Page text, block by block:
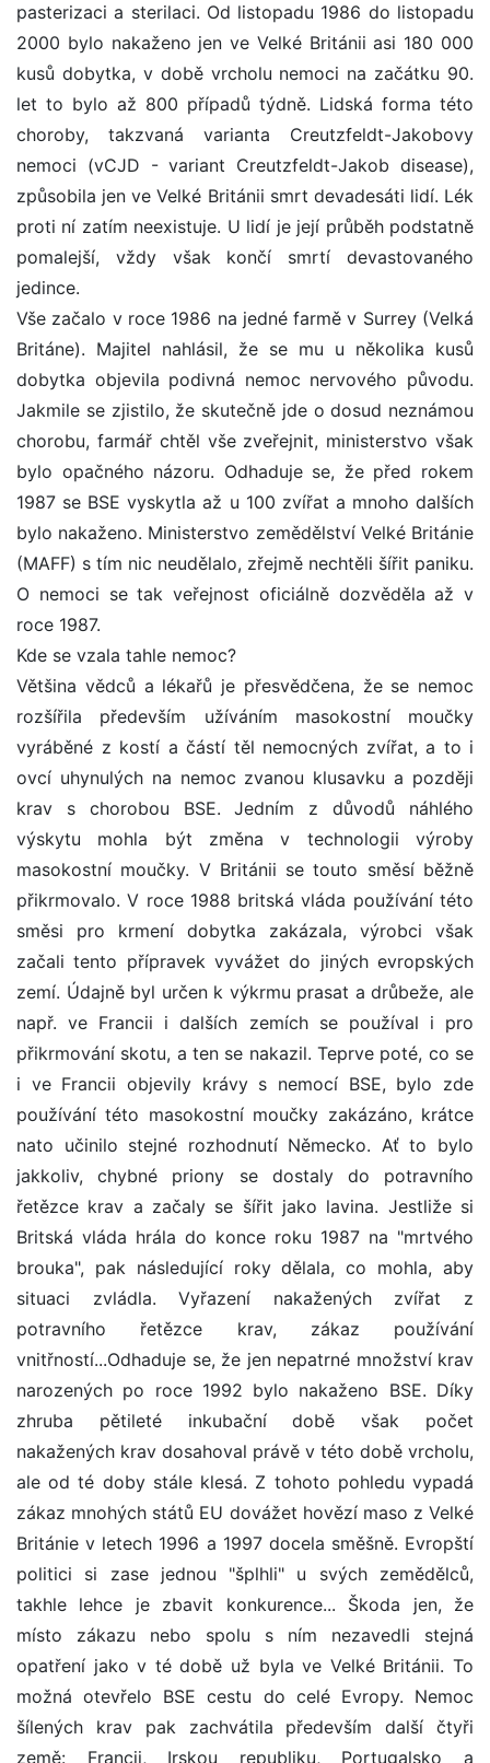
pasterizaci a sterilaci. Od listopadu 1986 do listopadu
2000 bylo nakaženo jen ve Velké Británii asi 180 000
kusů dobytka, v době vrcholu nemoci na začátku 90.
let to bylo až 800 případů týdně. Lidská forma této
choroby, takzvaná varianta Creutzfeldt-Jakobovy
nemoci (vCJD - variant Creutzfeldt-Jakob disease),
způsobila jen ve Velké Británii smrt devadesáti lidí. Lék
proti ní zatím neexistuje. U lidí je její průběh podstatně
pomalejší, vždy však končí smrtí devastovaného
jedince.
Vše začalo v roce 1986 na jedné farmě v Surrey (Velká
Británe). Majitel nahlásil, že se mu u několika kusů
dobytka objevila podivná nemoc nervového původu.
Jakmile se zjistilo, že skutečně jde o dosud neznámou
chorobu, farmář chtěl vše zveřejnit, ministerstvo však
bylo opačného názoru. Odhaduje se, že před rokem
1987 se BSE vyskytla až u 100 zvířat a mnoho dalších
bylo nakaženo. Ministerstvo zemědělství Velké Británie
(MAFF) s tím nic neudělalo, zřejmě nechtěli šířit paniku.
O nemoci se tak veřejnost oficiálně dozvěděla až v
roce 1987.
Kde se vzala tahle nemoc?
Většina vědců a lékařů je přesvědčena, že se nemoc
rozšířila především užíváním masokostní moučky
vyráběné z kostí a částí těl nemocných zvířat, a to i
ovcí uhynulých na nemoc zvanou klusavku a později
krav s chorobou BSE. Jedním z důvodů náhlého
výskytu mohla být změna v technologii výroby
masokostní moučky. V Británii se touto směsí běžně
přikrmovalo. V roce 1988 britská vláda používání této
směsi pro krmení dobytka zakázala, výrobci však
začali tento přípravek vyvážet do jiných evropských
zemí. Údajně byl určen k výkrmu prasat a drůbeže, ale
např. ve Francii i dalších zemích se používal i pro
přikrmování skotu, a ten se nakazil. Teprve poté, co se
i ve Francii objevily krávy s nemocí BSE, bylo zde
používání této masokostní moučky zakázáno, krátce
nato učinilo stejné rozhodnutí Německo. Ať to bylo
jakkoliv, chybné priony se dostaly do potravního
řetězce krav a začaly se šířit jako lavina. Jestliže si
Britská vláda hrála do konce roku 1987 na "mrtvého
brouka", pak následující roky dělala, co mohla, aby
situaci zvládla. Vyřazení nakažených zvířat z
potravního řetězce krav, zákaz používání
vnitřností...Odhaduje se, že jen nepatrné množství krav
narozených po roce 1992 bylo nakaženo BSE. Díky
zhruba pětileté inkubační době však počet
nakažených krav dosahoval právě v této době vrcholu,
ale od té doby stále klesá. Z tohoto pohledu vypadá
zákaz mnohých států EU dovážet hovězí maso z Velké
Británie v letech 1996 a 1997 docela směšně. Evropští
politici si zase jednou "šplhli" u svých zemědělců,
takhle lehce je zbavit konkurence... Škoda jen, že
místo zákazu nebo spolu s ním nezavedli stejná
opatření jako v té době už byla ve Velké Británii. To
možná otevřelo BSE cestu do celé Evropy. Nemoc
šílených krav pak zachvátila především další čtyři
země: Francii, Irskou republiku, Portugalsko a